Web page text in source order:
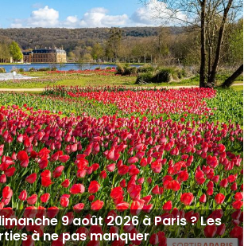
9 août 2026 à Paris ? Les
à ne pas manquer